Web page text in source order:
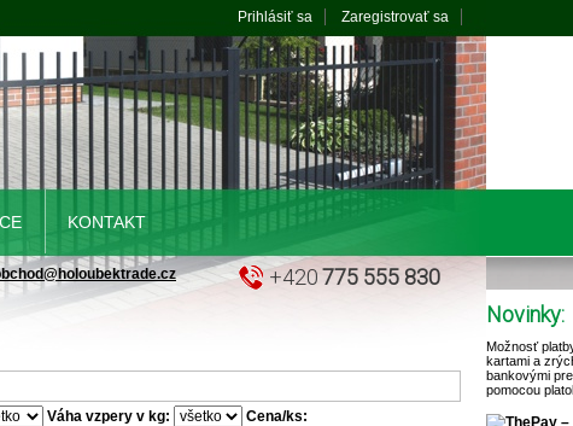
Váha vzpery v kg:
Cena/ks:
Novinky:
Možnosť
kartami a
bankovými
pomocou
Prihlásiť sa Zaregistrovať sa
KONTAKT
+420775 555 830